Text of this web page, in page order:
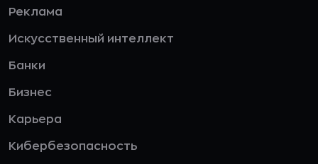
Реклама
Искусственный интеллект
Банки
Бизнес
Карьера
Кибербезопасность